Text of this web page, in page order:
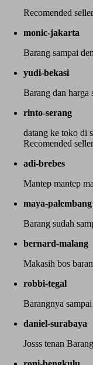
Recomended
monic-jakarta
Barang sampai
yudi-bekasi
Barang dan harga
rinto-serang
datang ke toko di
Recomended
adi-brebes
Mantep mantep
maya-palembang
Barang sudah
bernard-malang
Makasih bos
robbi-tegal
Barangnya
daniel-surabaya
Josss tenan